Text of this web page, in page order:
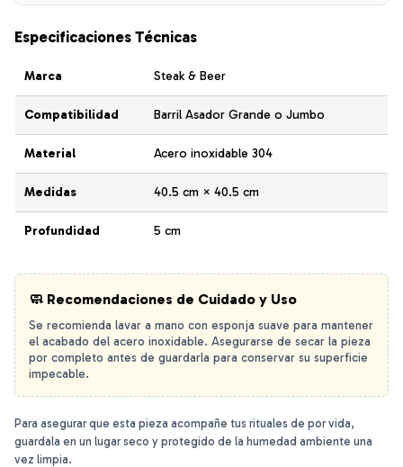
Especificaciones Técnicas
Marca Steak & Beer
Compatibilidad Barril Asador Grande o Jumbo
Material Acero inoxidable 304
Medidas 40.5 cm × 40.5 cm
Profundidad 5 cm
🧼 Recomendaciones de Cuidado y Uso
Se recomienda lavar a mano con esponja suave para mantener
el acabado del acero inoxidable. Asegurarse de secar la pieza
por completo antes de guardarla para conservar su superficie
impecable.
Para asegurar que esta pieza acompañe tus rituales de por vida,
guardala en un lugar seco y protegido de la humedad ambiente una
vez limpia.